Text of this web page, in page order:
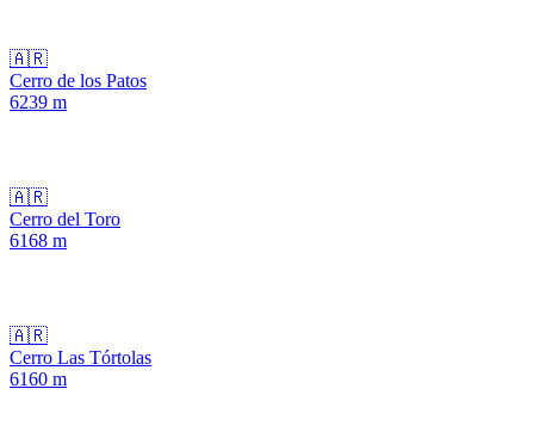
🇦🇷
Cerro de los Patos
6239 m
🇦🇷
Cerro del Toro
6168 m
🇦🇷
Cerro Las Tórtolas
6160 m